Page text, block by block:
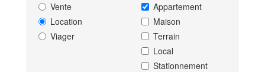
Vente
Location
Viager
Appartement
Maison
Terrain
Local
Stationnement